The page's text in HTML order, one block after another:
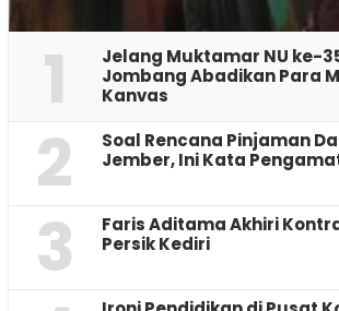
1
Jelang Muktamar NU ke-
Jombang Abadikan Para
Kanvas
2
‎Soal Rencana Pinjaman
Jember, Ini Kata
3
Faris Aditama Akhiri
Persik Kediri